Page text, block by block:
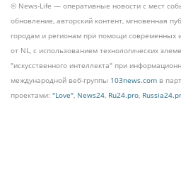
© News-Life — оперативные новости с мест
обновление, авторский контент, мгновенная
городам и регионам при помощи
от NL, с использованием технологических
"искусственного интеллекта" при
международной веб-группы 103news.com в
проектами: "Love", News24, Ru24.pro,